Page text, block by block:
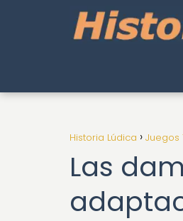
Historia Lúdica Juegos
Las